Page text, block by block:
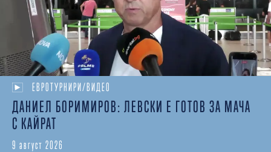
ЕВРОТУРНИРИ/ВИДЕО
ДАНИЕЛ БОРИМИРОВ: ЛЕВСКИ Е ГОТОВ ЗА МАЧА
С КАЙРАТ
9 август 2026